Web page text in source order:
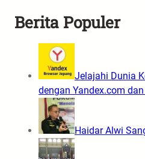
Berita Populer
Jelajahi Dunia
dengan Yandex.com
Haidar Alwi